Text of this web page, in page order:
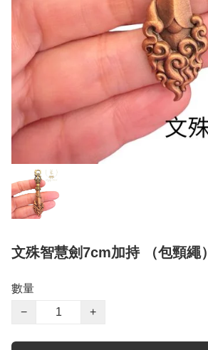
文殊智慧劍7cm加持 （包頸繩）
數量
−
+